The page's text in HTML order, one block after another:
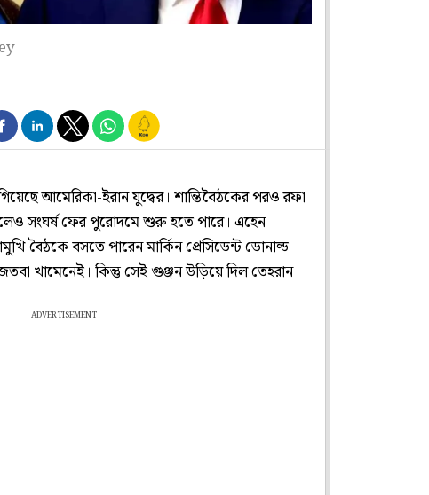
আমেরিকা-ইরান যুদ্ধের। শান্তিবৈঠকের পরও রফা
সংঘর্ষ ফের পুরোদমে শুরু হতে পারে। এহেন
বৈঠকে বসতে পারেন মার্কিন প্রেসিডেন্ট ডোনাল্ড
খামেনেই। কিন্তু সেই গুঞ্জন উড়িয়ে দিল তেহরান।
ADVERTISEMENT